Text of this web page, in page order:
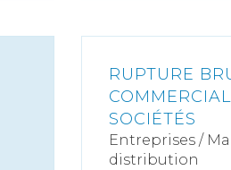
RUPTURE
SOCIÉTÉS
Entreprises /
distribution